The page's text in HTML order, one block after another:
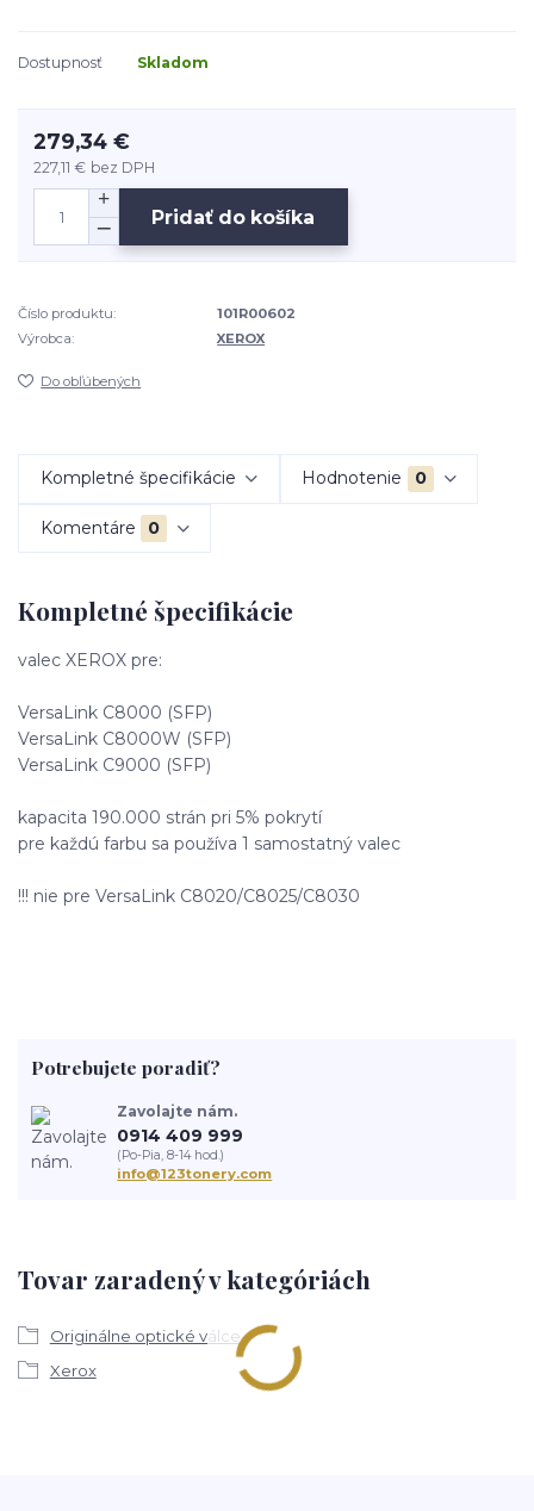
Dostupnosť Skladom
279,34 €
227,11 € bez DPH
Pridať do košíka
Číslo produktu:
101R00602
Výrobca:
XEROX
Do obľúbených
Kompletné špecifikácie Hodnotenie 0
Komentáre 0
Kompletné špecifikácie
valec XEROX pre:
VersaLink C8000 (SFP)
VersaLink C8000W (SFP)
VersaLink C9000 (SFP)
kapacita 190.000 strán pri 5% pokrytí
pre každú farbu sa používa 1 samostatný valec
!!! nie pre VersaLink C8020/C8025/C8030
Tovar zaradený v kategóriách
Originálne optické válce
Xerox
Potrebujete poradiť?
Zavolajte nám.
0914 409 999
(Po-Pia, 8-14 hod.)
info@123tonery.com